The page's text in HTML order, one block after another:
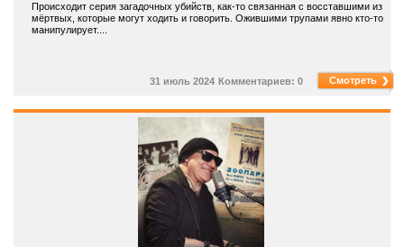
Происходит серия загадочных убийств, как-то связанная с восставшими из
мёртвых, которые могут ходить и говорить. Ожившими трупами явно кто-то
манипулирует....
31 июль 2024 Комментариев: 0 Смотреть